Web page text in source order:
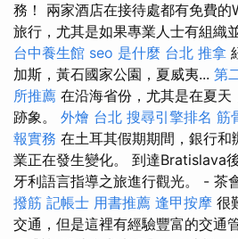
務！ 兩家酒店在接待處都有免費的
旅行，尤其是如果專業人士有組織
台中養生館 seo 是什麼 台北 推拿
加斯，黃石國家公園，夏威夷... 第
所推薦 在沿海省份，尤其是在夏天
跡象。 外燴 台北 搜尋引擎排名 筋
報實務 在土耳其假期期間，銀行和
業正在發生變化。 到達Bratislava
牙利語言指導之旅進行觀光。 - 茶
撥筋 記帳士 用書推薦 逢甲按摩 很
交通，但是這裡有經驗豐富的交通